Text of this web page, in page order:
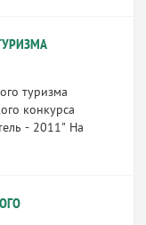
туризма
конкурса
- 2011" На